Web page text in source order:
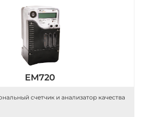
EM720
счетчик и анализатор качества